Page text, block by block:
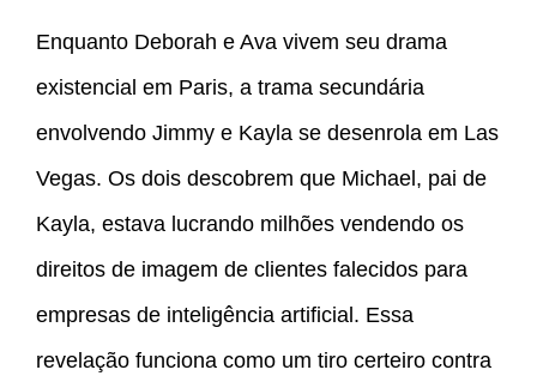
Enquanto Deborah e Ava vivem seu drama
existencial em Paris, a trama secundária
envolvendo Jimmy e Kayla se desenrola em Las
Vegas. Os dois descobrem que Michael, pai de
Kayla, estava lucrando milhões vendendo os
direitos de imagem de clientes falecidos para
empresas de inteligência artificial. Essa
revelação funciona como um tiro certeiro contra